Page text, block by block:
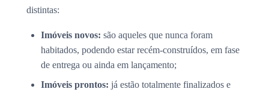
distintas:
Imóveis novos: são aqueles que nunca foram
habitados, podendo estar recém-construídos, em fase
de entrega ou ainda em lançamento;
Imóveis prontos: já estão totalmente finalizados e